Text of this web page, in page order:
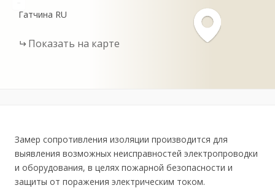
Гатчина RU
Показать на карте
Замер сопротивления изоляции производится для
выявления возможных неисправностей электропроводки
и оборудования, в целях пожарной безопасности и
защиты от поражения электрическим током.